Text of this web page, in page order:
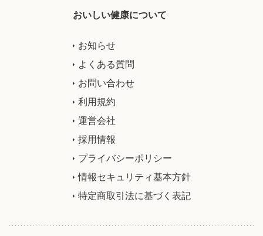
おいしい健康について
お知らせ
よくある質問
お問い合わせ
利用規約
運営会社
採用情報
プライバシーポリシー
情報セキュリティ基本方針
特定商取引法に基づく表記